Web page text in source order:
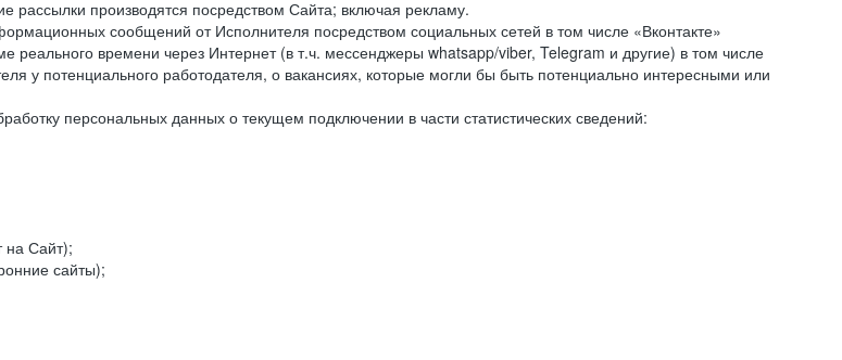
производятся посредством Сайта; включая рекламу.
сообщений от Исполнителя посредством социальных сетей в том числе «Вконтакте»
времени через Интернет (в т.ч. мессенджеры whatsapp/viber, Telegram и другие) в том числе
у потенциального работодателя, о вакансиях, которые могли бы быть потенциально интересными или
персональных данных о текущем подключении в части статистических сведений:
на Сайт);
сайты);